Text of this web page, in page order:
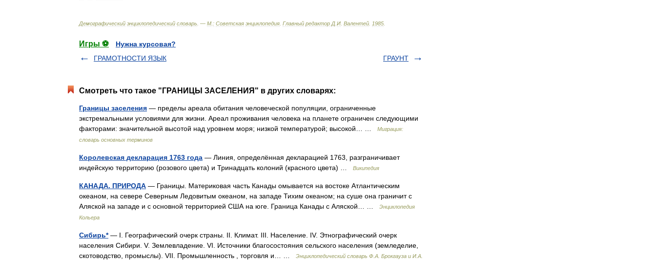
Демографический энциклопедический словарь . — М : Советская энциклопедия Главный редактор Д И Валентей 1985
Игры ⚽
Нужна курсовая?
ГРАМОТНОСТИ ЯЗЫК
ГРАУНТ
Смотреть что такое "ГРАНИЦЫ ЗАСЕЛЕНИЯ" в других словарях:
Границы заселения — пределы ареала обитания человеческой популяции, ограниченные
экстремальными условиями для жизни. Ареал проживания человека на планете ограничен следующими
факторами: значительной высотой над уровнем моря; низкой температурой; высокой… …
Миграция:
словарь основных терминов
Королевская декларация 1763 года — Линия, определённая декларацией 1763, разграничивает
индейскую территорию (розового цвета) и Тринадцать колоний (красного цвета) …
Википедия
КАНАДА. ПРИРОДА — Границы. Материковая часть Канады омывается на востоке Атлантическим
океаном, на севере Северным Ледовитым океаном, на западе Тихим океаном; на суше она граничит с
Аляской на западе и с основной территорией США на юге. Граница Канады с Аляской… …
Энциклопедия
Кольера
Сибирь*— I. Географический очерк страны. II. Климат. III. Население. IV. Этнографический очерк
населения Сибири. V. Землевладение. VI. Источники благосостояния сельского населения (земледелие,
скотоводство, промыслы). VII. Промышленность , торговля и… …
Энциклопедический словарь Ф.А. Брокгауза и И.А.